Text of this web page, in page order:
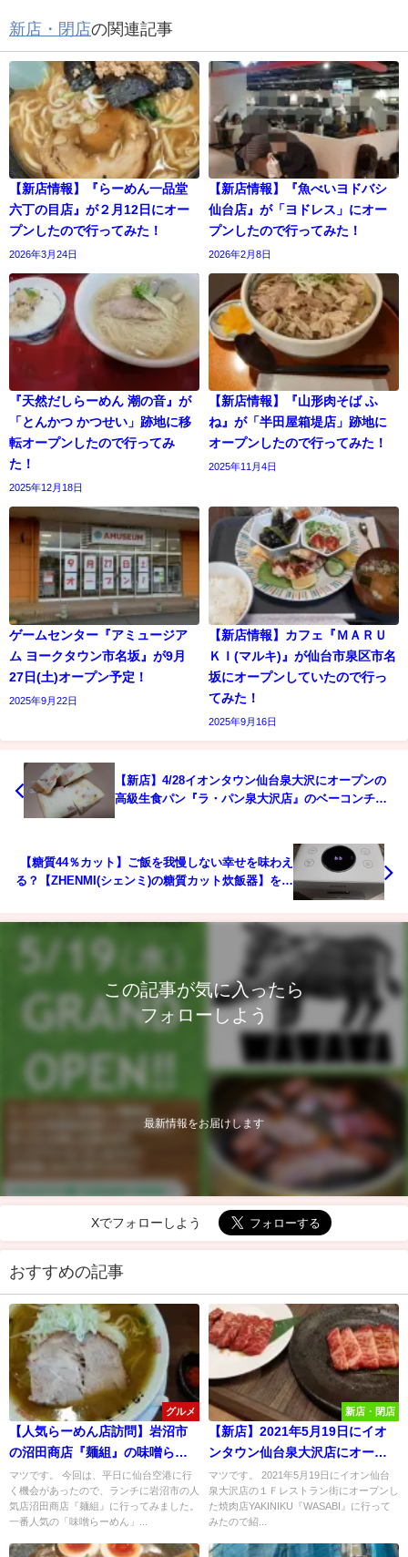
新店・閉店の関連記事
【新店情報】『らーめん一品堂
六丁の目店』が２月12日にオー
プンしたので行ってみた！
2026年3月24日
【新店情報】『魚べいヨドバシ
仙台店』が「ヨドレス」にオー
プンしたので行ってみた！
2026年2月8日
『天然だしらーめん 潮の音』が
「とんかつ かつせい」跡地に移
転オープンしたので行ってみ
た！
2025年12月18日
【新店情報】『山形肉そば ふ
ね』が「半田屋箱堤店」跡地に
オープンしたので行ってみた！
2025年11月4日
ゲームセンター『アミュージア
ム ヨークタウン市名坂』が9月
27日(土)オープン予定！
2025年9月22日
【新店情報】カフェ『ＭＡＲＵ
ＫＩ(マルキ)』が仙台市泉区市名
坂にオープンしていたので行っ
てみた！
2025年9月16日
【新店】4/28イオンタウン仙台泉大沢にオープンの
高級生食パン『ラ・パン泉大沢店』のベーコンチー
【糖質44％カット】ご飯を我慢しない幸せを味わえ
る？【ZHENMI(シェンミ)の糖質カット炊飯器】を使
この記事が気に入ったら
フォローしよう
最新情報をお届けします
Xでフォローしよう
おすすめの記事
グルメ
【人気らーめん店訪問】岩沼市
の沼田商店『麺組』の味噌らー
めんは、甘さとスパイスがくせ
になる旨さだった！
マツです。 今回は、平日に仙台空港に行
く機会があったので、ランチに岩沼市の人
気店沼田商店『麺組』に行ってみました。
一番人気の「味噌らーめん」...
新店・閉店
【新店】2021年5月19日にイオ
ンタウン仙台泉大沢店にオープ
ンしたYAKINIKU『WASABI』に
行ってみた！
マツです。 2021年5月19日にイオン仙台
泉大沢店の１Ｆレストラン街にオープンし
た焼肉店YAKINIKU『WASABI』に行って
みたので紹...